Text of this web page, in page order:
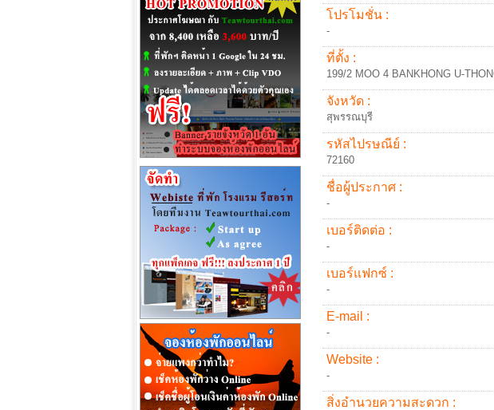
โปรโมชั่น :
-
ที่ตั้ง :
199/2 MOO 4 BANKHONG U-
จังหวัด :
สุพรรณบุรี
รหัสไปรษณีย์ :
72160
ชื่อผู้ประกาศ :
-
เบอร์ติดต่อ :
-
เบอร์แฟกซ์ :
-
E-mail :
-
Website :
-
สิ่งอำนวยความสะดวก :